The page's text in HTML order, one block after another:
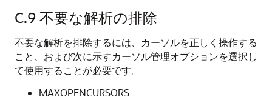
C.9不要な解析の排除
不要な解析を排除するには、カーソルを正しく操作する
こと、および次に示すカーソル管理オプションを選択し
て使用することが必要です。
MAXOPENCURSORS